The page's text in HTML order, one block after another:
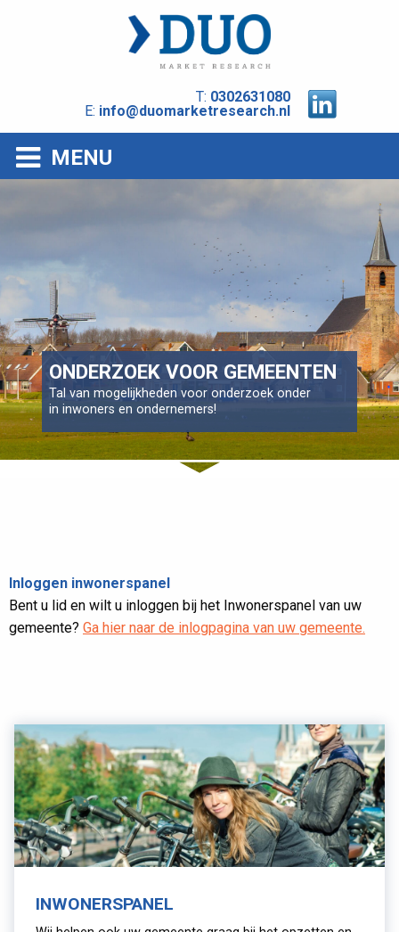
T: 0302631080
E: info@duomarketresearch.nl
MENU
ONDERZOEK VOOR GEMEENTEN
Tal van mogelijkheden voor onderzoek onder
in inwoners en ondernemers!
Inloggen inwonerspanel
Bent u lid en wilt u inloggen bij het Inwonerspanel van uw
gemeente? Ga hier naar de inlogpagina van uw gemeente.
INWONERSPANEL